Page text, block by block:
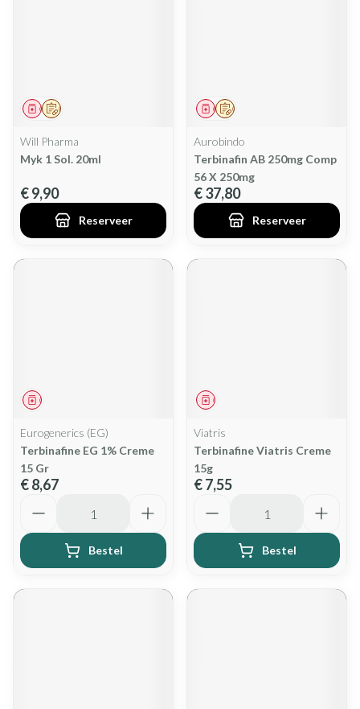
Op voorschrift
Geneesmiddel
Will Pharma
Myk 1 Sol. 20ml
€ 9,90
Reserveer
Op voorschrift
Geneesmiddel
Aurobindo
Terbinafin AB 250mg Comp
56 X 250mg
€ 37,80
Reserveer
Geneesmiddel
Eurogenerics (EG)
Terbinafine EG 1% Creme
15 Gr
€ 8,67
Bestel
Geneesmiddel
Viatris
Terbinafine Viatris Creme
15g
€ 7,55
Bestel